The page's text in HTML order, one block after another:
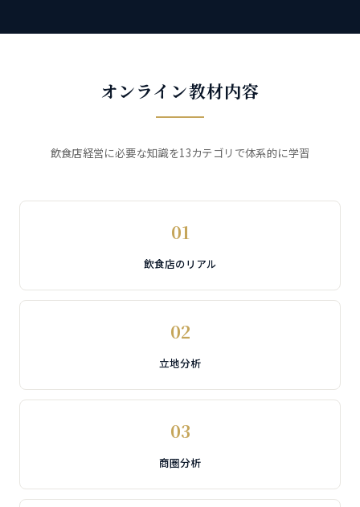
オンライン教材内容
飲食店経営に必要な知識を13カテゴリで体系的に学習
01
飲食店のリアル
02
立地分析
03
商圏分析